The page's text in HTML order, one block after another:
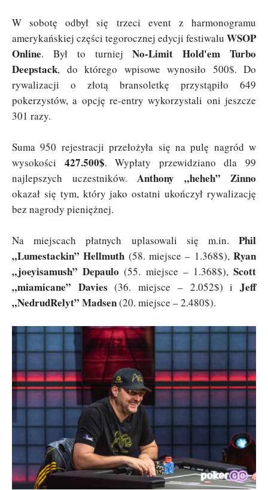
W sobotę odbył się trzeci event z harmonogramu
amerykańskiej części tegorocznej edycji festiwalu WSOP
Online. Był to turniejNo-Limit Hold'em Turbo
Deepstack, do którego wpisowe wynosiło 500$. Do
rywalizacji o złotą bransoletkę przystąpiło 649
pokerzystów, a opcję re-entry wykorzystali oni jeszcze
301 razy.
Suma 950 rejestracji przełożyła się na pulę nagród w
wysokości 427.500$. Wypłaty przewidziano dla 99
najlepszych uczestników. Anthony „heheh” Zinno
okazał się tym, który jako ostatni ukończył rywalizację
bez nagrody pieniężnej.
Na miejscach płatnych uplasowali się m.in. Phil
„Lumestackin” Hellmuth (58. miejsce – 1.368$),Ryan
„joeyisamush” Depaulo (55. miejsce – 1.368$),Scott
„miamicane” Davies (36. miejsce – 2.052$) iJeff
„NedrudRelyt” Madsen(20. miejsce – 2.480$).